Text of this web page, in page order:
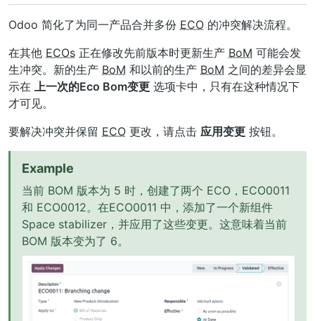
Odoo 简化了为同一产品合并多份 ECO 的冲突解决流程。
在其他 ECOs 正在修改先前版本时更新生产 BoM 可能会发
生冲突。新的生产 BoM 和以前的生产 BoM 之间的差异会显
示在 上一次的Eco Bom变更 选项卡中，只有在这种情况下
才可见。
要解决冲突并保留 ECO 更改，请点击 应用变更 按钮。
Example
当前 BOM 版本为 5 时，创建了两个 ECO，ECO0011
和 ECO0012。在ECO0011 中，添加了一个新组件
Space stabilizer，并应用了这些变更。这意味着当前
BOM 版本变为了 6。